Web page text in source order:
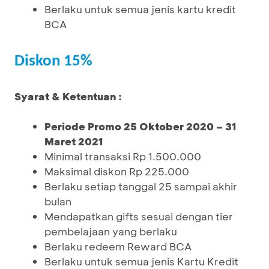
Berlaku untuk semua jenis kartu kredit
BCA
Diskon 15%
Syarat & Ketentuan :
Periode Promo 25 Oktober 2020 – 31
Maret 2021
Minimal transaksi Rp 1.500.000
Maksimal diskon Rp 225.000
Berlaku setiap tanggal 25 sampai akhir
bulan
Mendapatkan gifts sesuai dengan tier
pembelajaan yang berlaku
Berlaku redeem Reward BCA
Berlaku untuk semua jenis Kartu Kredit